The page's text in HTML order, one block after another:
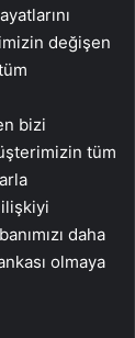
değişen
bizi
tüm
daha
olmaya